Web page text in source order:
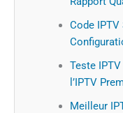
Code
Teste
l’IPTV
Meilleur